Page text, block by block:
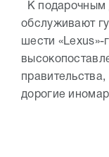
К подарочным
обслуживают
шести «Lexus»-
дорогие